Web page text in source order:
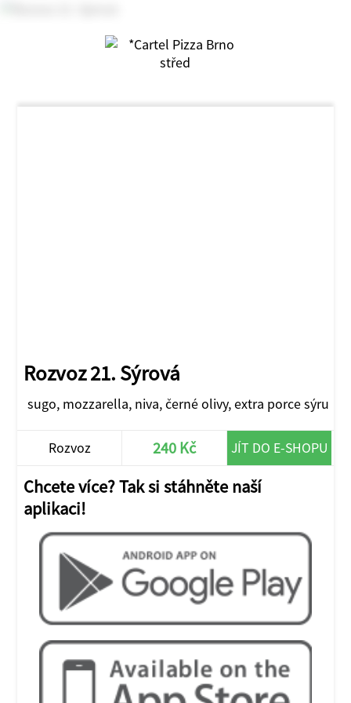
Rozvoz 21. Sýrová
sugo, mozzarella, niva, černé olivy, extra porce sýru
Rozvoz 240 Kč JÍT DO E-SHOPU
Chcete více? Tak si stáhněte naší
aplikaci!